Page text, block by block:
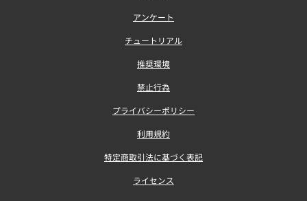
アンケート
チュートリアル
推奨環境
禁止行為
プライバシーポリシー
利用規約
特定商取引法に基づく表記
ライセンス